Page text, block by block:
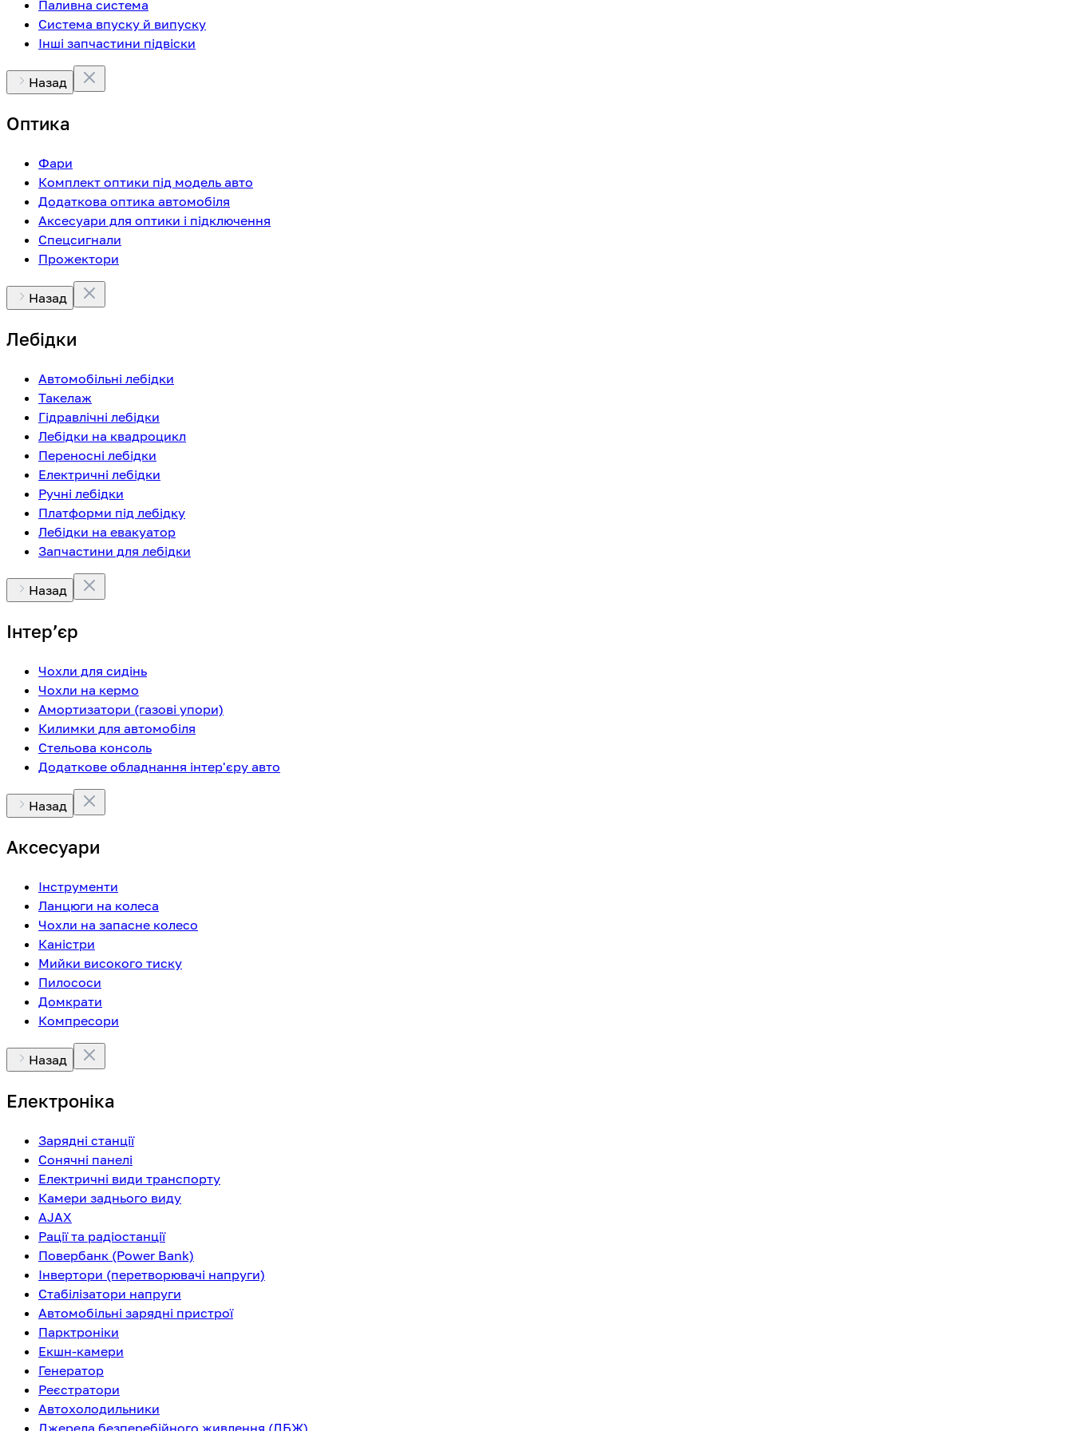
Паливна система
Система впуску й випуску
Інші запчастини підвіски
Назад
Оптика
Фари
Комплект оптики під модель авто
Додаткова оптика автомобіля
Аксесуари для оптики і підключення
Спецсигнали
Прожектори
Назад
Лебідки
Автомобільні лебідки
Такелаж
Гідравлічні лебідки
Лебідки на квадроцикл
Переносні лебідки
Електричні лебідки
Ручні лебідки
Платформи під лебідку
Лебідки на евакуатор
Запчастини для лебідки
Назад
Інтерʼєр
Чохли для сидінь
Чохли на кермо
Амортизатори (газові упори)
Килимки для автомобіля
Стельова консоль
Додаткове обладнання інтер'єру авто
Назад
Аксесуари
Інструменти
Ланцюги на колеса
Чохли на запасне колесо
Каністри
Мийки високого тиску
Пилососи
Домкрати
Компресори
Назад
Електроніка
Зарядні станції
Сонячні панелі
Електричні види транспорту
Камери заднього виду
AJAX
Рації та радіостанції
Повербанк (Power Bank)
Інвертори (перетворювачі напруги)
Стабілізатори напруги
Автомобільні зарядні пристрої
Парктроніки
Екшн-камери
Генератор
Реєстратори
Автохолодильники
Джерела безперебійного живлення (ДБЖ)